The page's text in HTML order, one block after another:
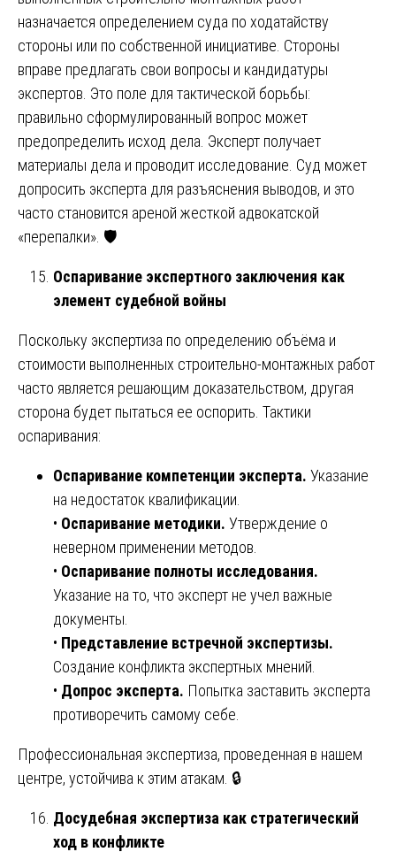
назначается определением суда по ходатайству
стороны или по собственной инициативе. Стороны
вправе предлагать свои вопросы и кандидатуры
экспертов. Это поле для тактической борьбы:
правильно сформулированный вопрос может
предопределить исход дела. Эксперт получает
материалы дела и проводит исследование. Суд может
допросить эксперта для разъяснения выводов, и это
часто становится ареной жесткой адвокатской
«перепалки». 🛡️
Оспаривание экспертного заключения как
элемент судебной войны
Поскольку экспертиза по определению объёма и
стоимости выполненных строительно-монтажных работ
часто является решающим доказательством, другая
сторона будет пытаться ее оспорить. Тактики
оспаривания:
Оспаривание компетенции эксперта. Указание
на недостаток квалификации.
• Оспаривание методики. Утверждение о
неверном применении методов.
• Оспаривание полноты исследования.
Указание на то, что эксперт не учел важные
документы.
• Представление встречной экспертизы.
Создание конфликта экспертных мнений.
• Допрос эксперта. Попытка заставить эксперта
противоречить самому себе.
Профессиональная экспертиза, проведенная в нашем
центре, устойчива к этим атакам. 🔒
Досудебная экспертиза как стратегический
ход в конфликте